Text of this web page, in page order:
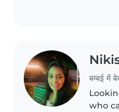
बम्बई में
who